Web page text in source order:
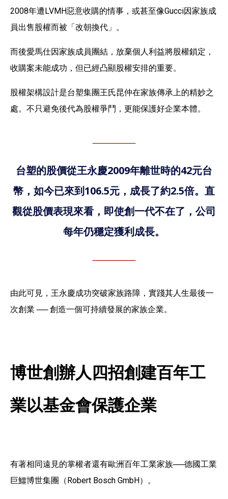
2008年遭LVMH惡意收購的情事，或甚至像Gucci因家族成
員出售股權而被「改朝換代」。
而後愛馬仕因家族成員團結，放棄個人利益將股權鎖定，
收購案未能成功，但已經凸顯股權安排的重要。
股權架構設計是台塑集團王氏昆仲在家族傳承上的精妙之
處。不只避免後代為股權爭鬥，更能保護好企業本體。
台塑的股價從王永慶2009年離世時的42元台
幣，如今已來到106.5元，成長了約2.5倍。直
觀從股價表現來看，即使創一代不在了，公司
每年仍穩定獲利成長。
由此可見，王永慶成功突破家族路障，實踐其人生最後一
次創業 ── 創造一個可持續發展的家族企業。
博世創辦人四招創建百年工
業以基金會保護企業
有著相同遠見的掌權者還有歐洲百年工業家族──德國工業
巨鱷博世集團（Robert Bosch GmbH）。